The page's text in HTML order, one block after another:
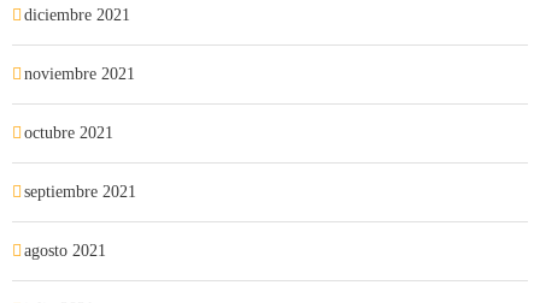
diciembre 2021
noviembre 2021
octubre 2021
septiembre 2021
agosto 2021